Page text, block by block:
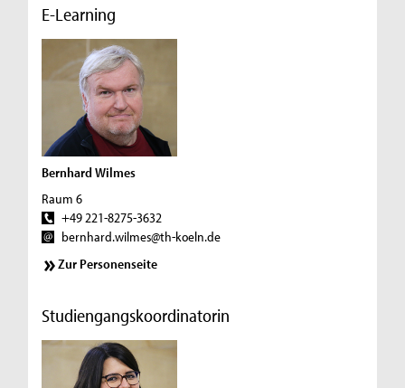
E-Learning
Bernhard Wilmes
Raum 6
+49 221-8275-3632
bernhard.wilmes@th-koeln.de
Zur Personenseite
Studiengangskoordinatorin